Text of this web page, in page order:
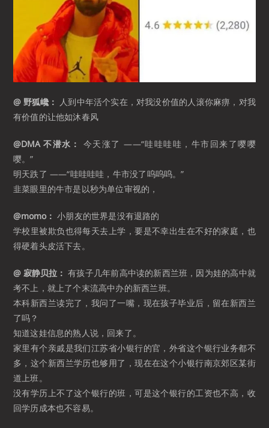
@ 野狐巉：
人到中年活个实在，对我没价值的人滚你麻痹，对我
有价值的让他如沐春风
@DMA 不潜水：
今天涨了 ——“哇哇哇哇，牛市回来了嘤嘤
嘤。”
明天跌了 ——“哇哇哇哇，牛市没了呜呜呜。”
韭菜眼里的牛市是以秒为单位审视的， ​​​
@momo： 小朋友的世界是没有退路的
学校里被欺负也得每天去上学，要是不幸出生在不好的家庭，也
得硬着头皮活下去。 ​​​
@ 寂静贝拉： 有孩子几年前高中读的新西兰班，因为娃的高中就
考不上，就上了个末流高中办的新西兰班。
本科新西兰读完了，我问了一嘴，现在孩子毕业后，留在新西兰
了吗？
知道这娃信息的熟人说，回来了。
家里有个亲戚是我们江苏省小银行的官，外省这个银行业务都不
多，这个新西兰学历也够用了，现在在这个小银行南京郊区某街
道上班。
没有学历上不了这个银行的班，可是这个银行的工资也不高，收
回学历成本也不容易。